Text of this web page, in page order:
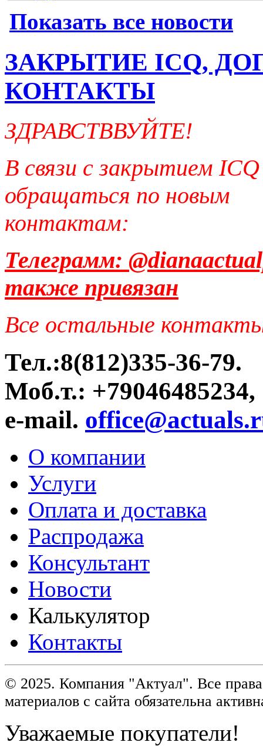
Показать все новости
ЗАКРЫТИЕ ICQ,
КОНТАКТЫ
ЗДРАВСТВВУЙТЕ!
В связи с закрытием ICQ
обращаться по новым
контактам:
Телеграмм:
также привязан
Все остальные
Тел.:8(812)335-36-79.
Моб.т.: +79046485234,
e-mail.
О компании
Услуги
Оплата и доставка
Распродажа
Консультант
Новости
Калькулятор
Контакты
© 2025. Компания "Актуал". Все
материалов с сайта обязательна
Уважаемые покупатели!